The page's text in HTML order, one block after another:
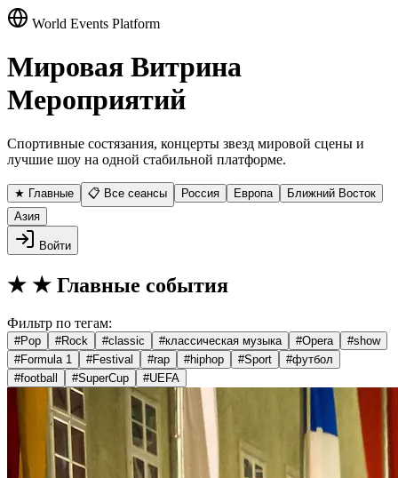
World Events Platform
Мировая Витрина
Мероприятий
Спортивные состязания, концерты звезд мировой сцены и
лучшие шоу на одной стабильной платформе.
★ Главные 📋 Все сеансы Россия Европа
Ближний Восток
Азия
Войти
★ ★ Главные события
Фильтр по тегам:
#Pop #Rock #classic #классическая музыка #Opera #show
#Formula 1 #Festival #rap #hiphop #Sport #футбол
#football #SuperCup #UEFA